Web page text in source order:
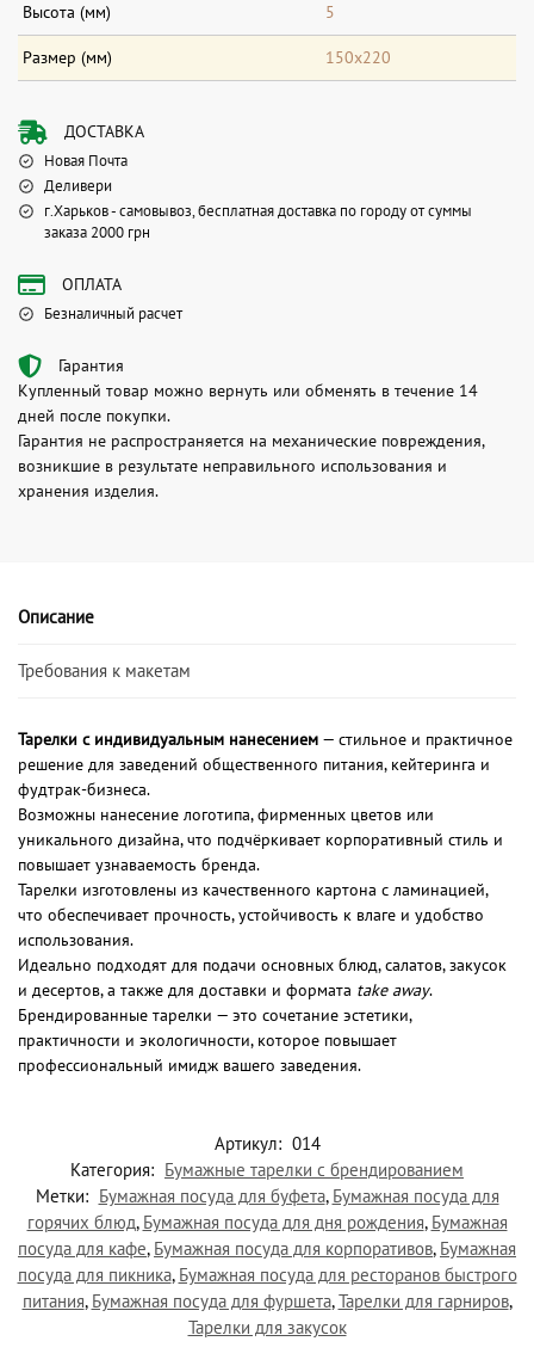
Высота (мм) 5
Размер (мм) 150х220
ДОСТАВКА
Новая Почта
Деливери
г.Харьков - самовывоз, бесплатная доставка по городу от суммы
заказа 2000 грн
ОПЛАТА
Безналичный расчет
Гарантия
Купленный товар можно вернуть или обменять в течение 14
дней после покупки.
Гарантия не распространяется на механические повреждения,
возникшие в результате неправильного использования и
хранения изделия.
Описание
Требования к макетам
Тарелки с индивидуальным нанесением — стильное и практичное
решение для заведений общественного питания, кейтеринга и
фудтрак-бизнеса.
Возможны нанесение логотипа, фирменных цветов или
уникального дизайна, что подчёркивает корпоративный стиль и
повышает узнаваемость бренда.
Тарелки изготовлены из качественного картона с ламинацией,
что обеспечивает прочность, устойчивость к влаге и удобство
использования.
Идеально подходят для подачи основных блюд, салатов, закусок
и десертов, а также для доставки и формата take away.
Брендированные тарелки — это сочетание эстетики,
практичности и экологичности, которое повышает
профессиональный имидж вашего заведения.
Артикул: 014
Категория: Бумажные тарелки с брендированием
Метки: Бумажная посуда для буфета, Бумажная посуда для
горячих блюд, Бумажная посуда для дня рождения, Бумажная
посуда для кафе, Бумажная посуда для корпоративов, Бумажная
посуда для пикника, Бумажная посуда для ресторанов быстрого
питания, Бумажная посуда для фуршета,Тарелки для гарниров,
Тарелки для закусок